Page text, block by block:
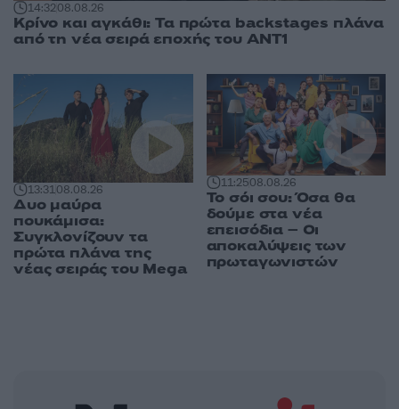
14:3208.08.26
Κρίνο και αγκάθι: Τα πρώτα backstages πλάνα
από τη νέα σειρά εποχής του ΑΝΤ1
13:3108.08.26
Δυο μαύρα
πουκάμισα:
Συγκλονίζουν τα
πρώτα πλάνα της
νέας σειράς του Mega
11:2508.08.26
Το σόι σου: Όσα θα
δούμε στα νέα
επεισόδια – Οι
αποκαλύψεις των
πρωταγωνιστών